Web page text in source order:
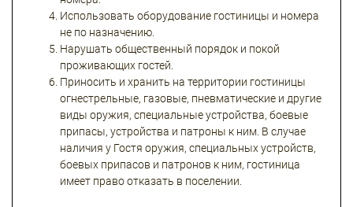
Использовать оборудование гостиницы и номера
не по назначению.
Нарушать общественный порядок и покой
проживающих гостей.
Приносить и хранить на территории гостиницы
огнестрельные, газовые, пневматические и другие
виды оружия, специальные устройства, боевые
припасы, устройства и патроны к ним. В случае
наличия у Гостя оружия, специальных устройств,
боевых припасов и патронов к ним, гостиница
имеет право отказать в поселении.